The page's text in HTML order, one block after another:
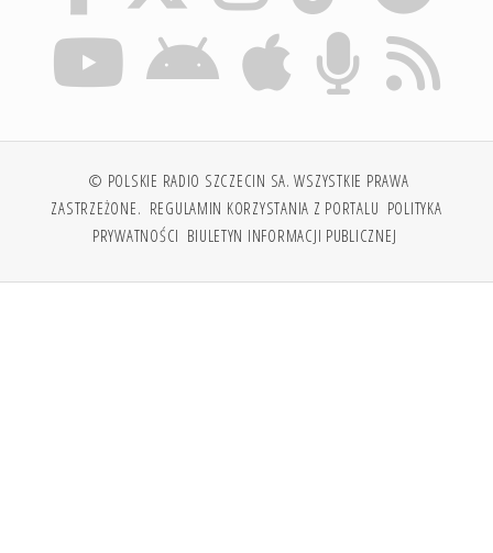
© POLSKIE RADIO SZCZECIN SA. WSZYSTKIE PRAWA
ZASTRZEŻONE. REGULAMIN KORZYSTANIA Z PORTALU POLITYKA
PRYWATNOŚCI BIULETYN INFORMACJI PUBLICZNEJ